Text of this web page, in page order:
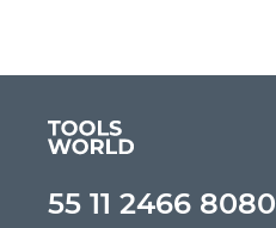
55 11 2466 8080